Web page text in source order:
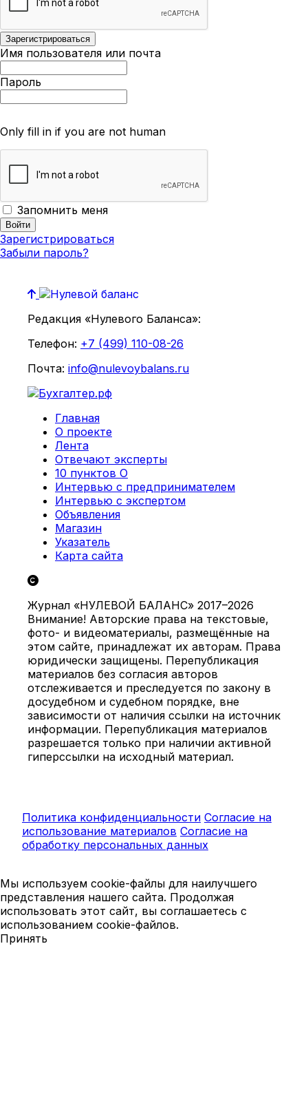
Имя пользователя или почта
Пароль
Only fill in if you are not human
Запомнить меня
Зарегистрироваться
Забыли пароль?
Редакция «Нулевого Баланса»:
Телефон: +7 (499) 110-08-26
Почта: info@nulevoybalans.ru
Главная
О проекте
Лента
Отвечают эксперты
10 пунктов О
Интервью с предпринимателем
Интервью с экспертом
Объявления
Магазин
Указатель
Карта сайта
Журнал «НУЛЕВОЙ БАЛАНС» 2017–2026
Внимание! Авторские права на текстовые,
фото- и видеоматериалы, размещённые на
этом сайте, принадлежат их авторам. Права
юридически защищены. Перепубликация
материалов без согласия авторов
отслеживается и преследуется по закону в
досудебном и судебном порядке, вне
зависимости от наличия ссылки на источник
информации. Перепубликация материалов
разрешается только при наличии активной
гиперссылки на исходный материал.
Политика конфиденциальности Согласие на
использование материалов Согласие на
обработку персональных данных
Мы используем cookie-файлы для наилучшего
представления нашего сайта. Продолжая
использовать этот сайт, вы соглашаетесь с
использованием cookie-файлов.
Принять